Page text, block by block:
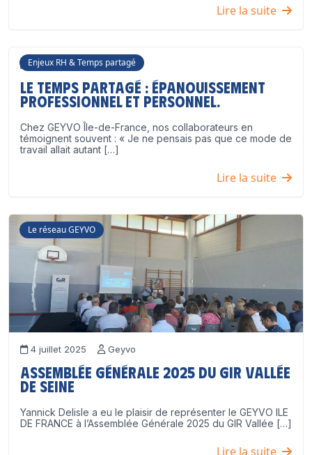
Lire la suite
Enjeux RH & Temps partagé
17 juillet 2025 Geyvo
Le temps partagé : épanouissement
professionnel ET personnel.
Chez GEYVO Île-de-France, nos collaborateurs en
témoignent souvent : « Je ne pensais pas que ce mode de
travail allait autant […]
Lire la suite
Le réseau GEYVO
4 juillet 2025 Geyvo
Assemblée Générale 2025 du GIR Vallée
de Seine
Yannick Delisle a eu le plaisir de représenter le GEYVO ILE
DE FRANCE à l’Assemblée Générale 2025 du GIR Vallée […]
Lire la suite